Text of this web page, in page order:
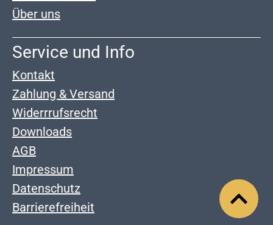
Über uns
Service und Info
Kontakt
Zahlung & Versand
Widerrrufsrecht
Downloads
AGB
Impressum
Datenschutz
Barrierefreiheit